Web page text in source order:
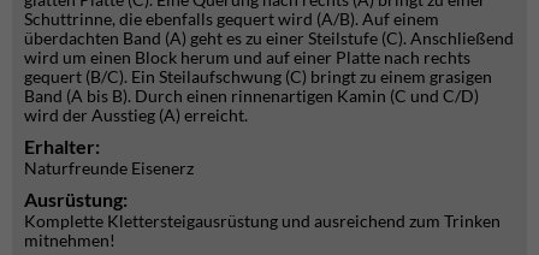
Schuttrinne, die ebenfalls gequert wird (A/B). Auf einem
überdachten Band (A) geht es zu einer Steilstufe (C). Anschließend
wird um einen Block herum und auf einer Platte nach rechts
gequert (B/C). Ein Steilaufschwung (C) bringt zu einem grasigen
Band (A bis B). Durch einen rinnenartigen Kamin (C und C/D)
wird der Ausstieg (A) erreicht.
Erhalter:
Naturfreunde Eisenerz
Ausrüstung:
Komplette Klettersteigausrüstung und ausreichend zum Trinken
mitnehmen!